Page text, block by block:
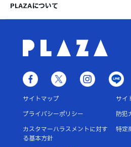
PLAZAについて
サイトマップ
サイ
プライバシーポリシー
防犯
カスタマーハラスメントに対す
る基本方針
特定